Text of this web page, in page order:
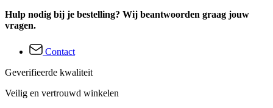
Hulp nodig bij je bestelling? Wij beantwoorden graag jouw
vragen.
Contact
Geverifieerde kwaliteit
Veilig en vertrouwd winkelen